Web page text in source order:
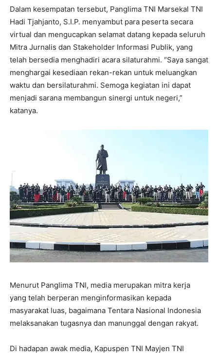
Dalam kesempatan tersebut, Panglima TNI Marsekal TNI
Hadi Tjahjanto, S.I.P. menyambut para peserta secara
virtual dan mengucapkan selamat datang kepada seluruh
Mitra Jurnalis dan Stakeholder Informasi Publik, yang
telah bersedia menghadiri acara silaturahmi. “Saya sangat
menghargai kesediaan rekan-rekan untuk meluangkan
waktu dan bersilaturahmi. Semoga kegiatan ini dapat
menjadi sarana membangun sinergi untuk negeri,”
katanya.
Menurut Panglima TNI, media merupakan mitra kerja
yang telah berperan menginformasikan kepada
masyarakat luas, bagaimana Tentara Nasional Indonesia
melaksanakan tugasnya dan manunggal dengan rakyat.
Di hadapan awak media, Kapuspen TNI Mayjen TNI